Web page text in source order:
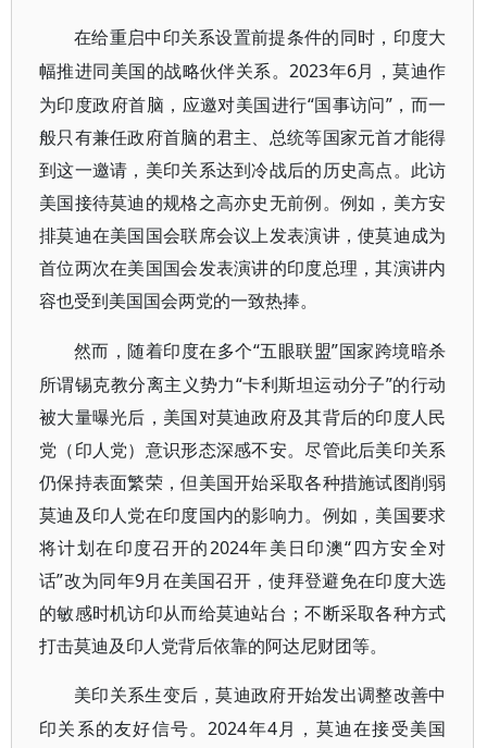
在给重启中印关系设置前提条件的同时，印度大
幅推进同美国的战略伙伴关系。 2023年6月，莫迪作
为印度政府首脑，应邀对美国进行“国事访问”，而一
般只有兼任政府首脑的君主、总统等国家元首才能得
到这一邀请，美印关系达到冷战后的历史高点。此访
美国接待莫迪的规格之高亦史无前例。例如，美方安
排莫迪在美国国会联席会议上发表演讲，使莫迪成为
首位两次在美国国会发表演讲的印度总理，其演讲内
容也受到美国国会两党的一致热捧。
然而，随着印度在多个“五眼联盟”国家跨境暗杀
所谓锡克教分离主义势力“卡利斯坦运动分子”的行动
被大量曝光后，美国对莫迪政府及其背后的印度人民
党（印人党）意识形态深感不安。尽管此后美印关系
仍保持表面繁荣，但美国开始采取各种措施试图削弱
莫迪及印人党在印度国内的影响力。例如，美国要求
将计划在印度召开的2024年美日印澳“四方安全对
话”改为同年9月在美国召开，使拜登避免在印度大选
的敏感时机访印从而给莫迪站台；不断采取各种方式
打击莫迪及印人党背后依靠的阿达尼财团等。
美印关系生变后，莫迪政府开始发出调整改善中
印关系的友好信号。 2024年4月，莫迪在接受美国